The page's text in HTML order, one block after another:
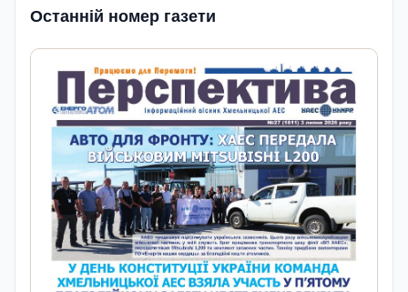
Останній номер газети